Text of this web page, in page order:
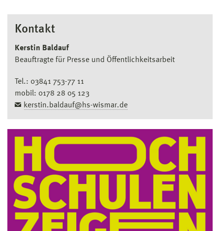
Kontakt
Kerstin Baldauf
Beauftragte für Presse und Öffentlichkeitsarbeit
Tel.: 03841 753-77 11
mobil: 0178 28 05 123
kerstin.baldauf@hs-wismar.de